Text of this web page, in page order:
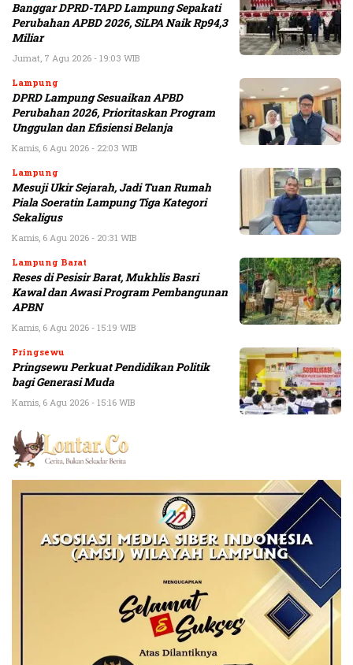
Banggar DPRD-TAPD Lampung Sepakati
Perubahan APBD 2026, SiLPA Naik Rp94,3
Miliar
Jumat, 7 Agu 2026 - 19:03 WIB
Lampung
DPRD Lampung Sesuaikan APBD
Perubahan 2026, Prioritaskan Program
Unggulan dan Efisiensi Belanja
Kamis, 6 Agu 2026 - 22:03 WIB
Lampung
Mesuji Ukir Sejarah, Jadi Tuan Rumah
Piala Soeratin Lampung Tiga Kategori
Sekaligus
Kamis, 6 Agu 2026 - 20:31 WIB
Lampung Barat
Reses di Pesisir Barat, Mukhlis Basri
Kawal dan Awasi Program Pembangunan
APBN
Kamis, 6 Agu 2026 - 15:19 WIB
Pringsewu
Pringsewu Perkuat Pendidikan Politik
bagi Generasi Muda
Kamis, 6 Agu 2026 - 15:16 WIB